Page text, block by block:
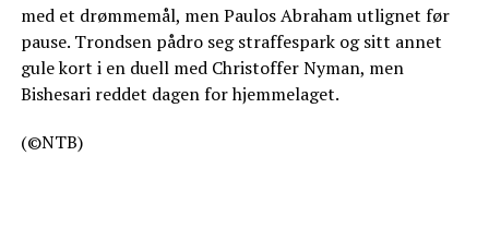
med et drømmemål, men Paulos Abraham utlignet før
pause. Trondsen pådro seg straffespark og sitt annet
gule kort i en duell med Christoffer Nyman, men
Bishesari reddet dagen for hjemmelaget.
(©NTB)